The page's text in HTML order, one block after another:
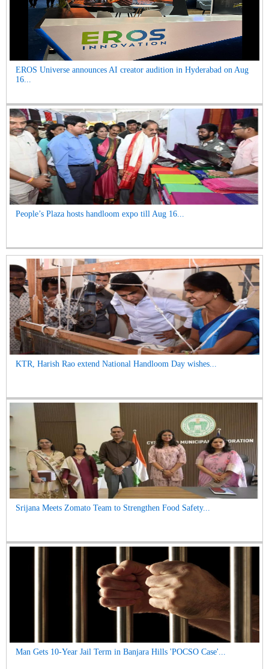
EROS Universe announces AI creator audition in Hyderabad on Aug
16...
People’s Plaza hosts handloom expo till Aug 16...
KTR, Harish Rao extend National Handloom Day wishes...
Srijana Meets Zomato Team to Strengthen Food Safety...
Man Gets 10-Year Jail Term in Banjara Hills 'POCSO Case'...